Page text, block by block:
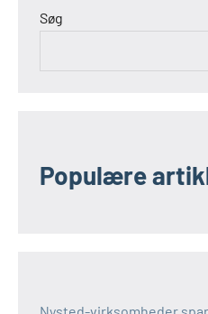
Søg
Populære
Nysted-virksomheder